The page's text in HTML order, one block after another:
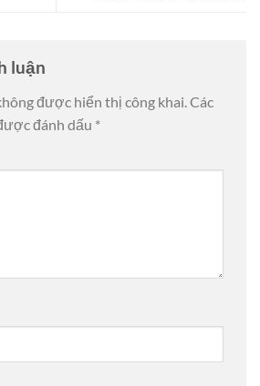
luận
được hiển thị công khai. Các
đánh dấu *